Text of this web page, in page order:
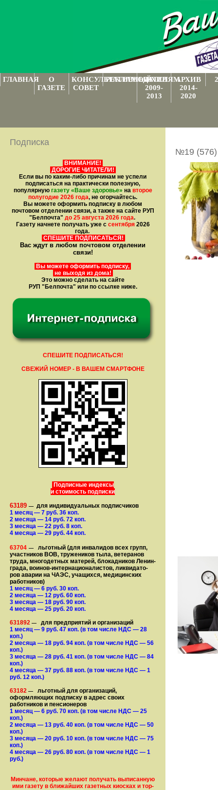
ГЛАВНАЯ
О
ГАЗЕТЕ
КОНСУЛЬТАТИВНЫЙ
СОВЕТ
РЕКЛАМОДАТЕЛЯМ
АРХИВ
2009-
2013
АРХИВ
2014-
2020
Подписка
ВНИМАНИЕ!
ДОРОГИЕ ЧИТАТЕЛИ!
Если вы по каким-либо причинам не успели
подписаться на практически полезную,
популярную газету «Ваше здоровье» на второе
полугодие 2026 года, не огорчайтесь.
Вы можете оформить подписку в любом
почтовом отделении связи, а также на сайте РУП
"Белпочта" до 25 августа 2026 года.
Газету начнете получать уже с сентября2026
года.
СПЕШИТЕ ПОДПИСАТЬСЯ!
Вас ждут в любом почтовом отделении
связи!
Вы можете оформить подписку,
не выходя из дома!
Это можно сделать на сайте
РУП "Белпочта" или по ссылке ниже.
СПЕШИТЕ ПОДПИСАТЬСЯ!
СВЕЖИЙ НОМЕР - В ВАШЕМ СМАРТФОНЕ
Подписные индексы
и стоимость подписки
63189 — для индивидуальных подписчиков
1 месяц— 7 руб. 36 коп.
2 месяца — 14 руб. 72 коп.
3 месяца — 22 руб. 8 коп.
4 месяца — 29 руб. 44 коп.
63704 —
льготный (для ин­ва­лидов всех групп,
участ­ников ВОВ, труже­ни­ков тыла, ветеранов
труда, мно­го­­детных матерей, бло­­кад­ни­ков Ле­нин­
града, воинов-интернаци­о­на­­ли­стов, лик­ви­да­то­
ров аварии на ЧАЭС, уча­щихся, медицинских
работников)
1 месяц— 6 руб. 30 коп.
2 месяца — 12 руб. 60 коп.
3 месяца — 18 руб. 90 коп.
4 месяца — 25 руб. 20 коп.
631892 —
для предприятий и организаций
1 месяц— 9 руб. 47 коп. (в том числе НДС — 28
коп.)
2 месяца — 18 руб. 94 коп. (в том числе НДС — 56
коп.)
3 месяца — 28 руб. 41 коп. (в том числе НДС — 84
коп.)
4 месяца — 37 руб. 88 коп. (в том числе НДС — 1
руб. 12 коп.)
63182 —
льготный для организаций,
оформляющих подписку в адрес своих
работников и пенсионеров
1 месяц— 6 руб. 70 коп. (в том числе НДС — 25
коп.)
2 месяца — 13 руб. 40 коп. (в том числе НДС — 50
коп.)
3 месяца — 20 руб. 10 коп. (в том числе НДС — 75
коп.)
4 месяца — 26 руб. 80 коп. (в том числе НДС — 1
руб.)
Минчане, которые желают получать вы­писанную
ими газету в бли­жай­ших газет­ных киосках и тор­
№19 (576)